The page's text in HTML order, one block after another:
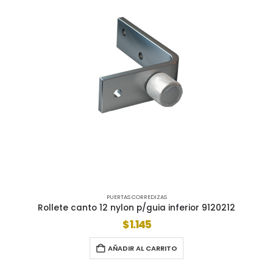
PUERTAS CORREDIZAS
Rollete canto 12 nylon p/guia inferior 9120212
$1.145
AÑADIR AL CARRITO